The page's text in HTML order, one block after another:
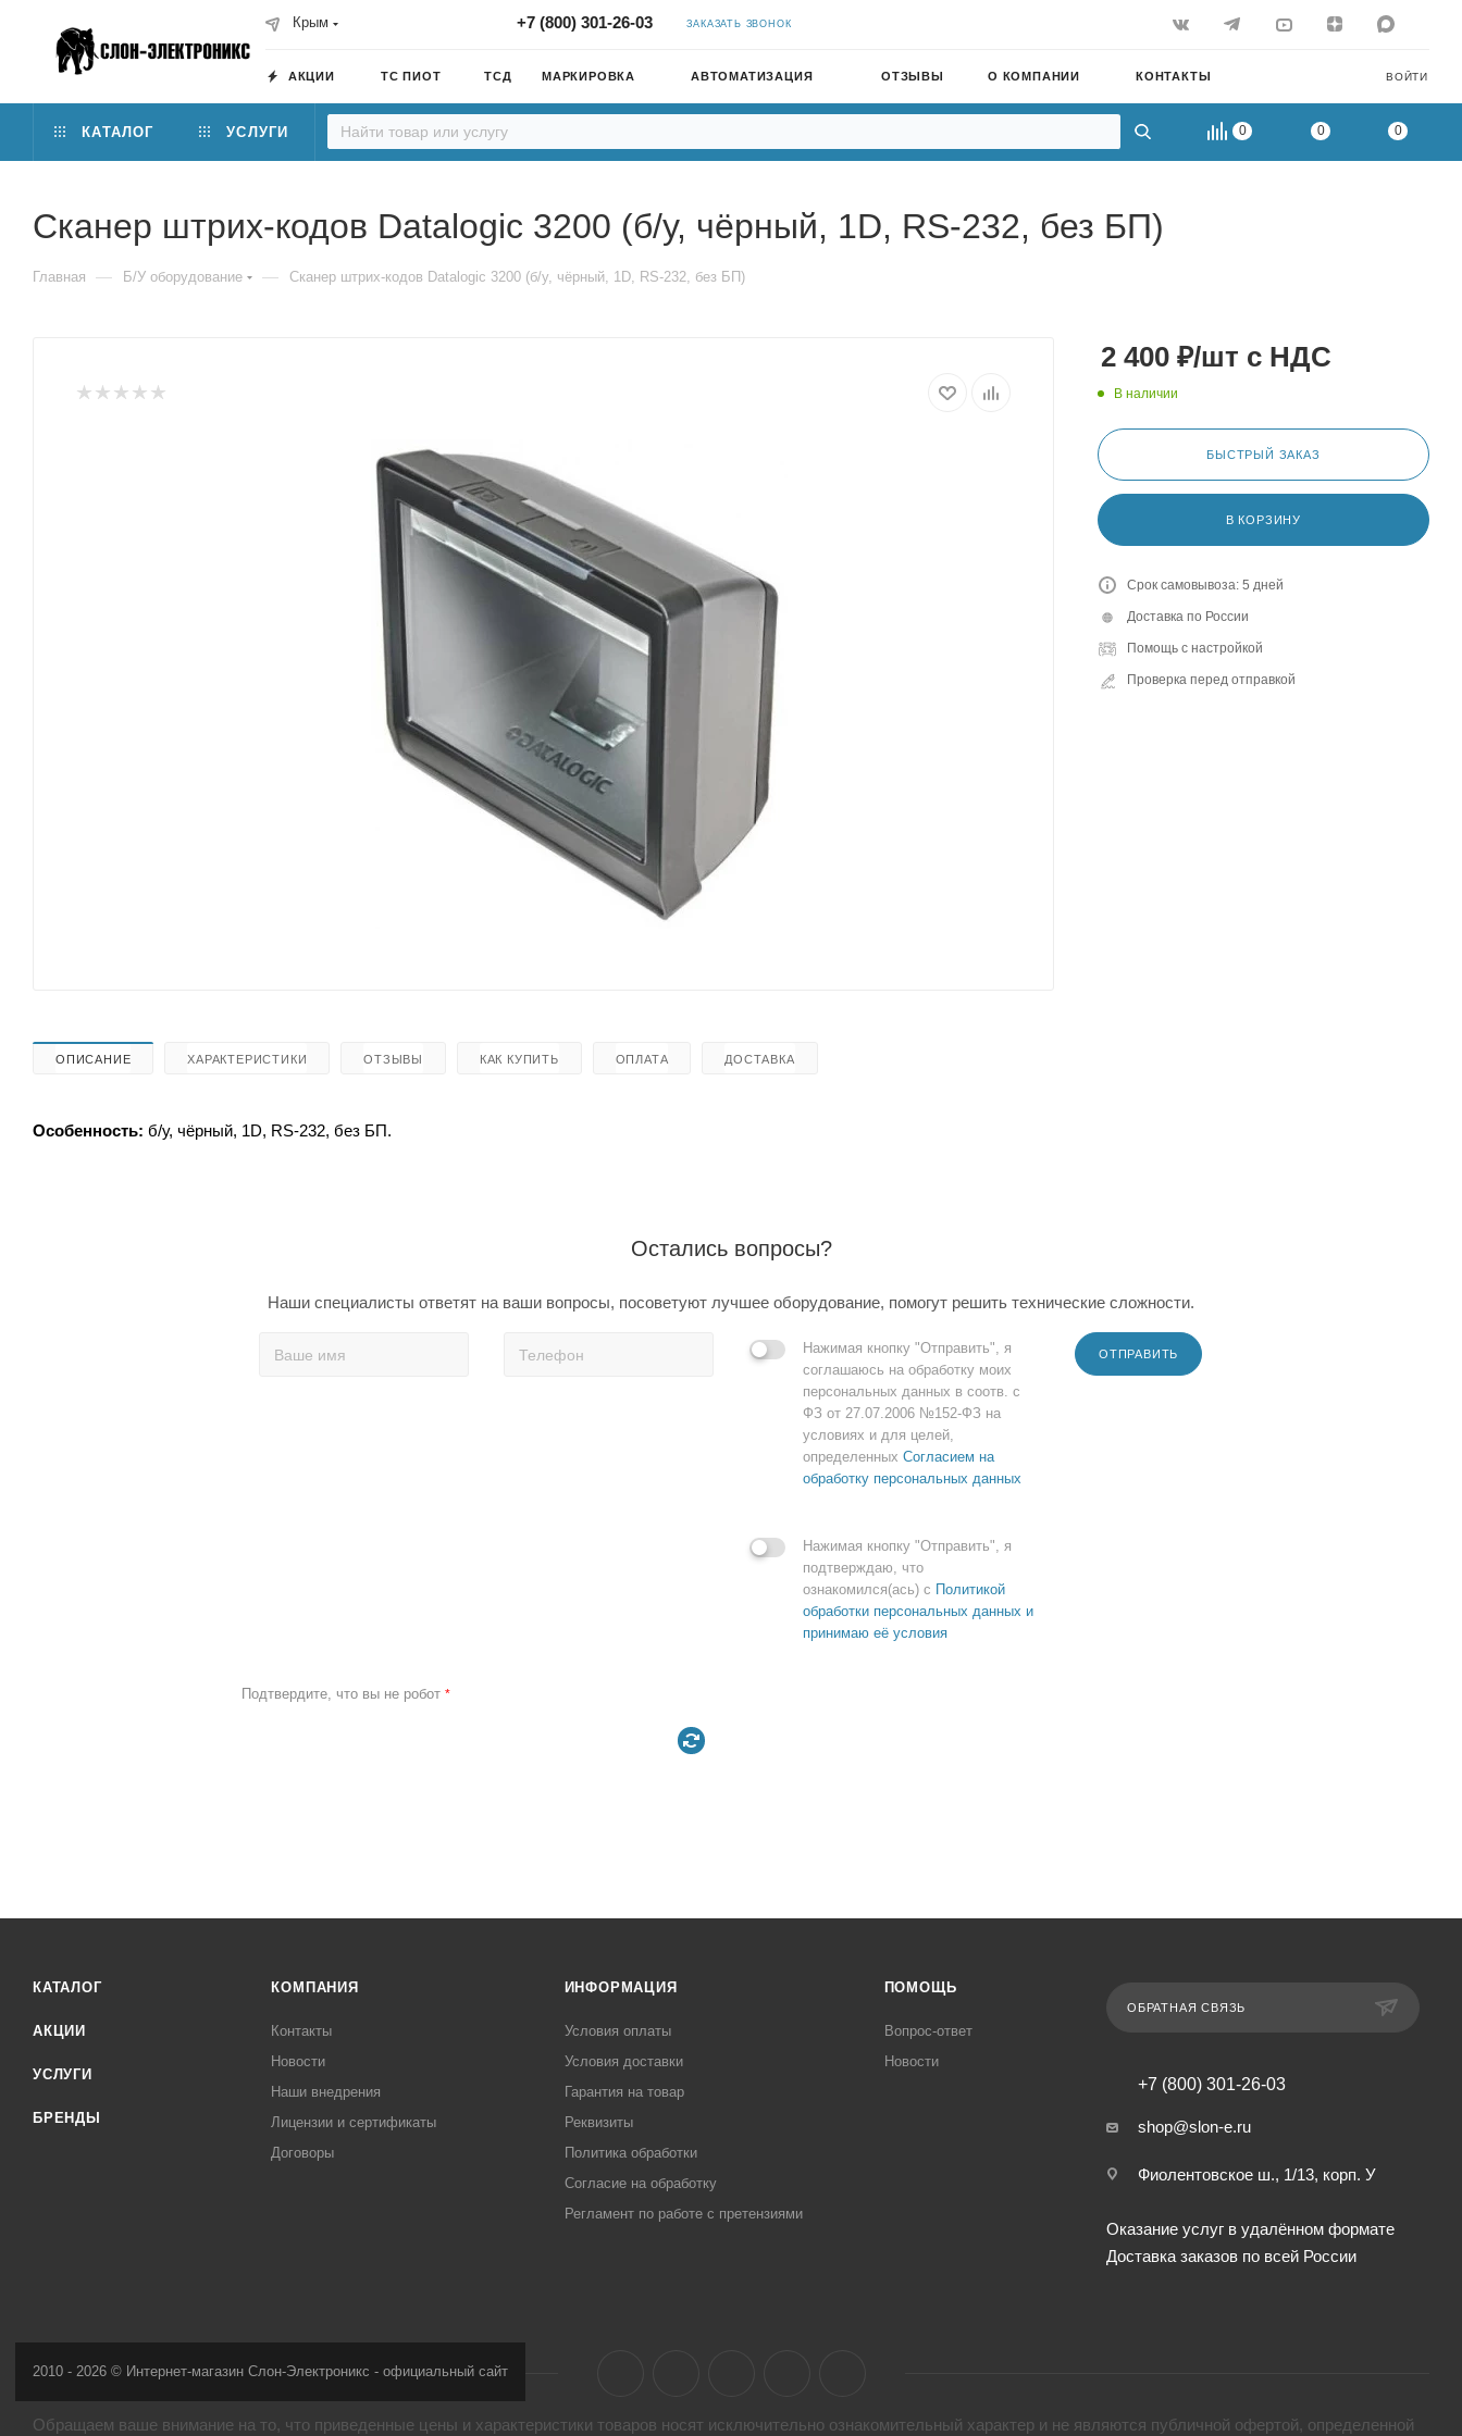
Крым +7 (800) 301-26-03 ЗАКАЗАТЬ ЗВОНОК
ВОЙТИ
АКЦИИ ТС ПИОТ ТСД МАРКИРОВКА АВТОМАТИЗАЦИЯ ОТЗЫВЫ О КОМПАНИИ КОНТАКТЫ
0 0 0
КАТАЛОГ УСЛУГИ
Сканер штрих-кодов Datalogic 3200 (б/у, чёрный, 1D, RS-232, без БП)
Главная — Б/У оборудование — Сканер штрих-кодов Datalogic 3200 (б/у, чёрный, 1D, RS-232, без БП)
ОПИСАНИЕ ХАРАКТЕРИСТИКИ ОТЗЫВЫ КАК КУПИТЬ ОПЛАТА ДОСТАВКА
Особенность: б/у, чёрный, 1D, RS-232, без БП.
2 400 ₽/шт с НДС
В наличии
БЫСТРЫЙ ЗАКАЗ
В КОРЗИНУ
Срок самовывоза: 5 дней
Доставка по России
Помощь с настройкой
Проверка перед отправкой
Остались вопросы?
Наши специалисты ответят на ваши вопросы, посоветуют лучшее оборудование, помогут решить технические сложности.
Нажимая кнопку "Отправить", я
соглашаюсь на обработку моих
персональных данных в соотв. с
ФЗ от 27.07.2006 №152-ФЗ на
условиях и для целей,
определенных Согласием на
обработку персональных данных
Нажимая кнопку "Отправить", я
подтверждаю, что
ознакомился(ась) с Политикой
обработки персональных данных и
принимаю её условия
ОТПРАВИТЬ
Подтвердите, что вы не робот *
КАТАЛОГ
АКЦИИ
УСЛУГИ
БРЕНДЫ
КОМПАНИЯ
Контакты
Новости
Наши внедрения
Лицензии и сертификаты
Договоры
ИНФОРМАЦИЯ
Условия оплаты
Условия доставки
Гарантия на товар
Реквизиты
Политика обработки
Согласие на обработку
Регламент по работе с претензиями
ПОМОЩЬ
Вопрос-ответ
Новости
ОБРАТНАЯ СВЯЗЬ
+7 (800) 301-26-03
shop@slon-e.ru
Фиолентовское ш., 1/13, корп. У
Оказание услуг в удалённом формате
Доставка заказов по всей России
2010 - 2026 © Интернет-магазин Слон-Электроникс - официальный сайт
Обращаем ваше внимание на то, что приведенные цены и характеристики товaров носят исключительно ознакомительный характер и не являются публичной офертой, определенной